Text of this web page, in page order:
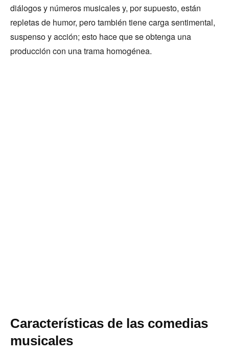
diálogos y números musicales y, por supuesto, están
repletas de humor, pero también tiene carga sentimental,
suspenso y acción; esto hace que se obtenga una
producción con una trama homogénea.
Características de las comedias
musicales